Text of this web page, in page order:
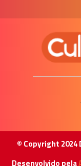
© Copyright
Desenvolvido pela